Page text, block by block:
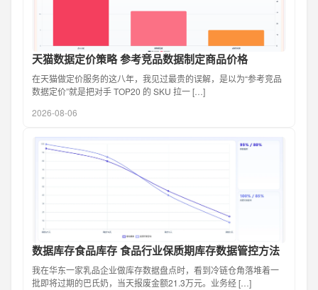
天猫数据定价策略 参考竞品数据制定商品价格
在天猫做定价服务的这八年，我见过最贵的误解，是以为“参考竞品
数据定价”就是把对手 TOP20 的 SKU 拉一 […]
2026-08-06
数据库存食品库存 食品行业保质期库存数据管控方法
我在华东一家乳品企业做库存数据盘点时，看到冷链仓角落堆着一
批即将过期的巴氏奶，当天报废金额21.3万元。业务经 […]